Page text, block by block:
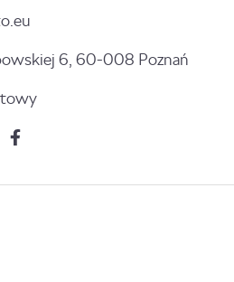
6, 60-008 Poznań